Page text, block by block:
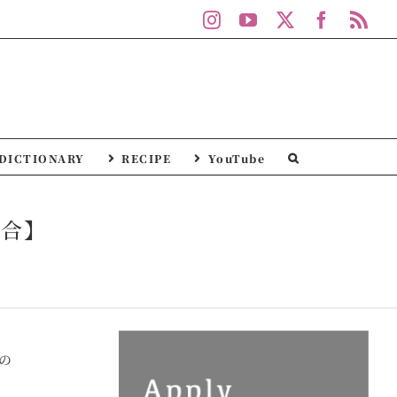
InstagramYouTube
RECIPE YouTube
】